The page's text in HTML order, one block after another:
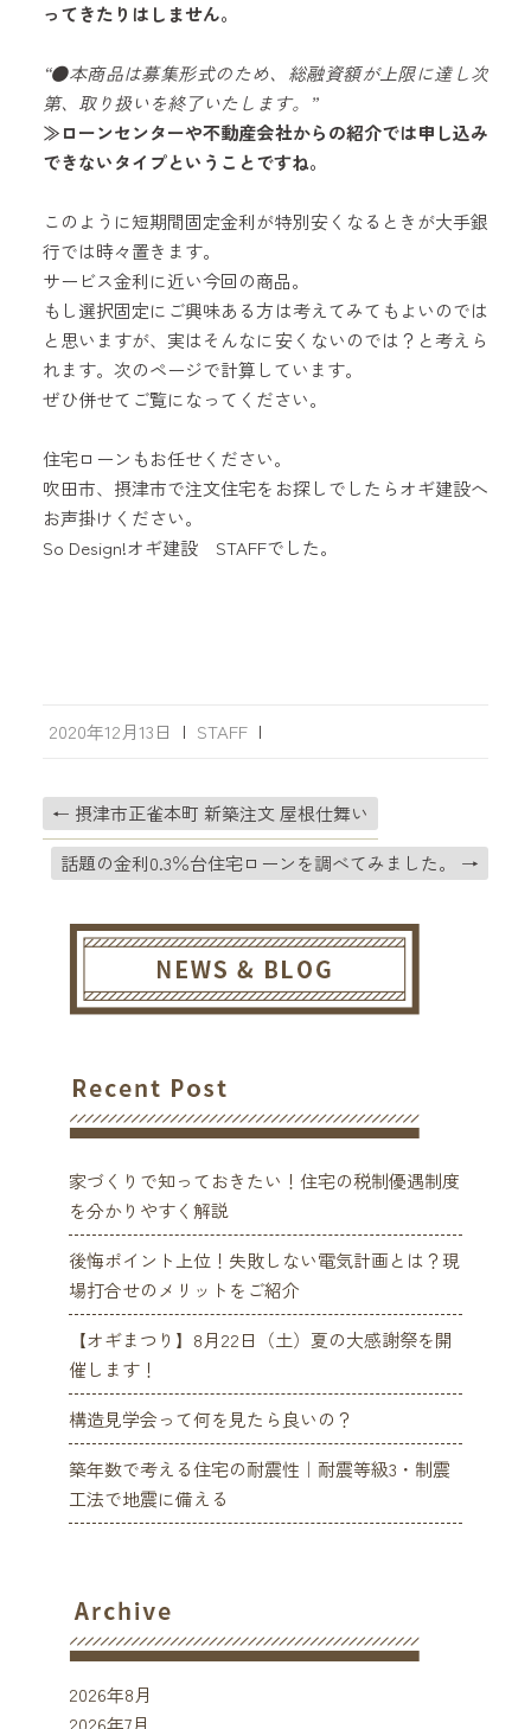
ってきたりはしません。
“●本商品は募集形式のため、総融資額が上限に達し次
第、取り扱いを終了いたします。”
≫ローンセンターや不動産会社からの紹介では申し込み
できないタイプということですね。
このように短期間固定金利が特別安くなるときが大手銀
行では時々置きます。
サービス金利に近い今回の商品。
もし選択固定にご興味ある方は考えてみてもよいのでは
と思いますが、実はそんなに安くないのでは？と考えら
れます。次のページで計算しています。
ぜひ併せてご覧になってください。
住宅ローンもお任せください。
吹田市、摂津市で注文住宅をお探しでしたらオギ建設へ
お声掛けください。
So Design!オギ建設 STAFFでした。
2020年12月13日 | STAFF |
← 摂津市正雀本町 新築注文 屋根仕舞い
話題の金利0.3％台住宅ローンを調べてみました。 →
家づくりで知っておきたい！住宅の税制優遇制度
を分かりやすく解説
後悔ポイント上位！失敗しない電気計画とは？現
場打合せのメリットをご紹介
【オギまつり】8月22日（土）夏の大感謝祭を開
催します！
構造見学会って何を見たら良いの？
築年数で考える住宅の耐震性｜耐震等級3・制震
工法で地震に備える
2026年8月
2026年7月